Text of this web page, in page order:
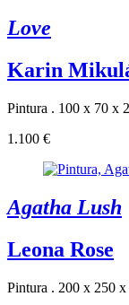
Love
Karin
Pintura . 100 x 70 x
1.100 €
Agatha Lush
Leona Rose
Pintura . 200 x 250 x